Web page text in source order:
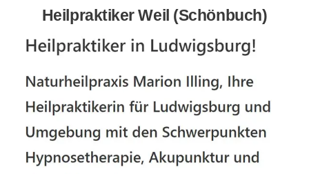
Heilpraktiker Weil (Schönbuch)